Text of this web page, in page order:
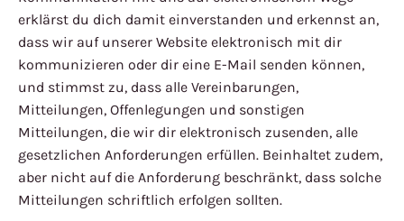
erklärst du dich damit einverstanden und erkennst an,
dass wir auf unserer Website elektronisch mit dir
kommunizieren oder dir eine E-Mail senden können,
und stimmst zu, dass alle Vereinbarungen,
Mitteilungen, Offenlegungen und sonstigen
Mitteilungen, die wir dir elektronisch zusenden, alle
gesetzlichen Anforderungen erfüllen. Beinhaltet zudem,
aber nicht auf die Anforderung beschränkt, dass solche
Mitteilungen schriftlich erfolgen sollten.